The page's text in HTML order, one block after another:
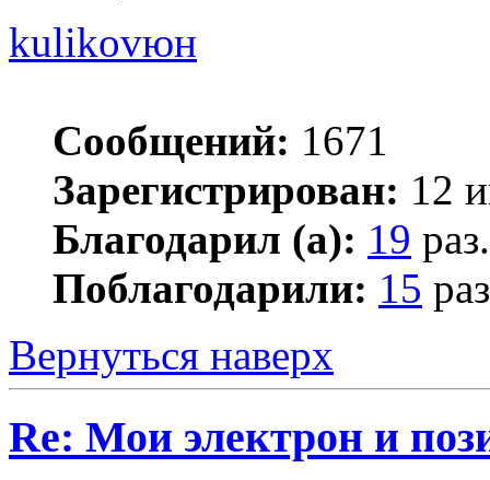
kulikovюн
Сообщений: 1671
Зарегистрирован: 12
Благодарил (а): 19 раз.
Поблагодарили: 15
Вернуться наверх
Re: Мои электрон и